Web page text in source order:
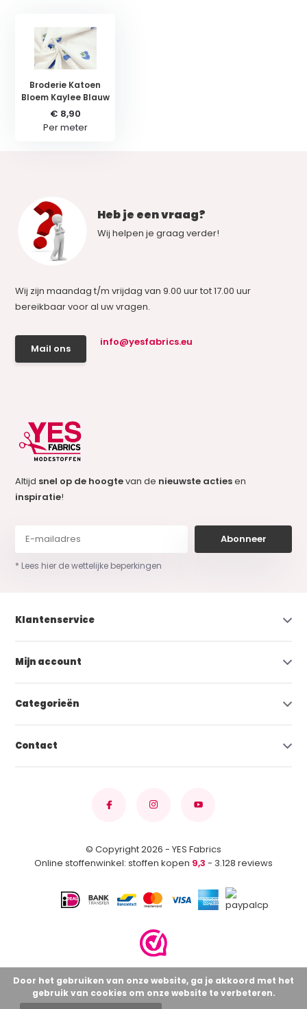
Broderie Katoen
Bloem Kaylee Blauw
€ 8,90
Per meter
Heb je een vraag?
Wij helpen je graag verder!
Wij zijn maandag t/m vrijdag van 9.00 uur tot 17.00 uur
bereikbaar voor al uw vragen.
Mail ons
info@yesfabrics.eu
Altijd snel op de hoogtevan de nieuwste actiesen
inspiratie!
Abonneer
* Lees hier de wettelijke beperkingen
Klantenservice
Mijn account
Categorieën
Contact
© Copyright 2026 - YES Fabrics
Online stoffenwinkel: stoffen kopen 9,3 - 3.128 reviews
Door het gebruiken van onze website, ga je akkoord met het
gebruik van cookies om onze website te verbeteren.